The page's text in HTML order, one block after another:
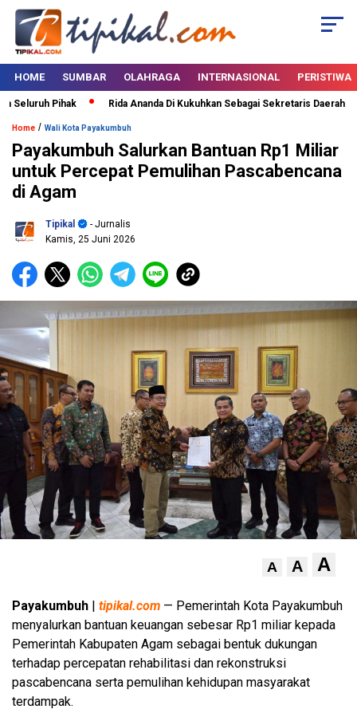
HOME SUMBAR OLAHRAGA INTERNASIONAL PERISTIWA
Pihak Rida Ananda Di Kukuhkan Sebagai Sekretaris Daerah
Home / Wali Kota Payakumbuh
Payakumbuh Salurkan Bantuan Rp1 Miliar
untuk Percepat Pemulihan Pascabencana
di Agam
Tipikal
- Jurnalis
Kamis, 25 Juni 2026
A A A
Payakumbuh tipikal.com — Pemerintah Kota Payakumbuh
menyalurkan bantuan keuangan sebesar Rp1 miliar kepada
Pemerintah Kabupaten Agam sebagai bentuk dukungan
terhadap percepatan rehabilitasi dan rekonstruksi
pascabencana serta pemulihan kehidupan masyarakat
terdampak.